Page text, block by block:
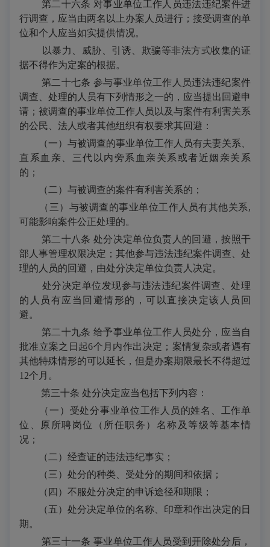
第二十六条 对事业单位工作人员违法违纪案件进
行调查，应当由两名以上办案人员进行；接受调查的单
位和个人应当如实提供情况。
以暴力、威胁、引诱、欺骗等非法方式收集的证
据不得作为定案的根据。
第二十七条 参与事业单位工作人员违法违纪案件
调查、处理的人员有下列情形之一的，应当提出回避申
请；被调查的事业单位工作人员以及与案件有利害关系
的公民、法人或者其他组织有权要求其回避：
（一）与被调查的事业单位工作人员有夫妻关系、
直系血亲、三代以内旁系血亲关系或者近姻亲关系
的；
（二）与被调查的案件有利害关系的；
（三）与被调查的事业单位工作人员有其他关系,
可能影响案件公正处理的。
第二十八条 处分决定单位负责人的回避，按照干
部人事管理权限决定；其他参与违法违纪案件调查、处
理的人员的回避，由处分决定单位负责人决定。
处分决定单位发现参与违法违纪案件调查、处理
的人员有应当回避情形的，可以直接决定该人员回
避。
第二十九条 给予事业单位工作人员处分，应当自
批准立案之日起6个月内作出决定；案情复杂或者遇有
其他特殊情形的可以延长，但是办案期限最长不得超过
12个月。
第三十条 处分决定应当包括下列内容：
（一）受处分事业单位工作人员的姓名、工作单
位、原所聘岗位（所任职务）名称及等级等基本情
况；
（二）经查证的违法违纪事实；
（三）处分的种类、受处分的期间和依据；
（四）不服处分决定的申诉途径和期限；
（五）处分决定单位的名称、印章和作出决定的日
期。
第三十一条 事业单位工作人员受到开除处分后，